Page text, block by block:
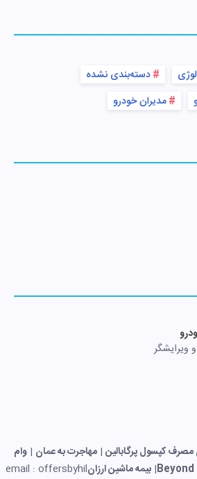
دسته‌بندی نشده
مدیران خودرو
مصرف کپسول پرگابالین | مهاجرت به عمان | وام
|بیمه ماشین ارزانemail : offersbyhil